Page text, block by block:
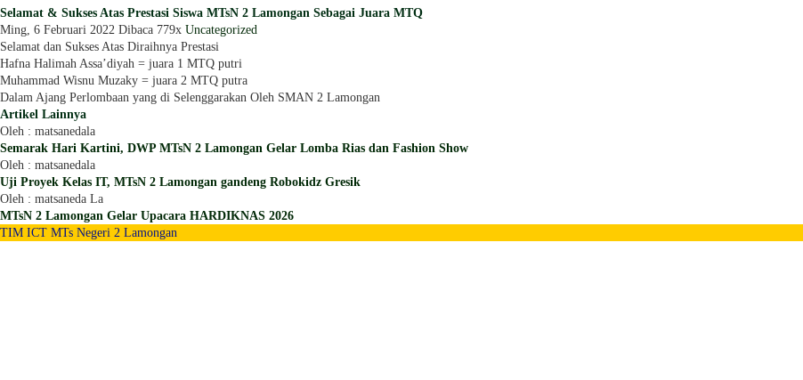
Selamat & Sukses Atas Prestasi Siswa MTsN 2 Lamongan Sebagai Juara MTQ
Ming, 6 Februari 2022 Dibaca 779x Uncategorized
Selamat dan Sukses Atas Diraihnya Prestasi
Hafna Halimah Assa’diyah = juara 1 MTQ putri
Muhammad Wisnu Muzaky = juara 2 MTQ putra
Dalam Ajang Perlombaan yang di Selenggarakan Oleh SMAN 2 Lamongan
Artikel Lainnya
Oleh : matsanedala
Semarak Hari Kartini, DWP MTsN 2 Lamongan Gelar Lomba Rias dan Fashion Show
Oleh : matsanedala
Uji Proyek Kelas IT, MTsN 2 Lamongan gandeng Robokidz Gresik
Oleh : matsaneda La
MTsN 2 Lamongan Gelar Upacara HARDIKNAS 2026
TIM ICT MTs Negeri 2 Lamongan